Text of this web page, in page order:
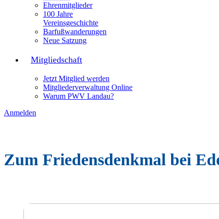
Ehrenmitglieder
100 Jahre
Vereinsgeschichte
Barfußwanderungen
Neue Satzung
Mitgliedschaft
Jetzt Mitglied werden
Mitgliederverwaltung Online
Warum PWV Landau?
Anmelden
Zum Friedensdenkmal bei